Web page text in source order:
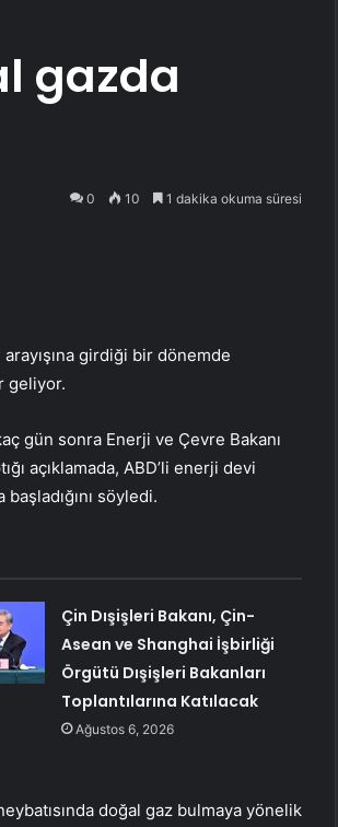
gazda
0 10 1 dakika okuma süresi
girdiği bir dönemde
geliyor.
gün sonra Enerji ve Çevre Bakanı
açıklamada, ABD’li enerji devi
söyledi.
Çin Dışişleri Bakanı, Çin-
Asean ve Shanghai İşbirliği
Örgütü Dışişleri Bakanları
Toplantılarına Katılacak
Ağustos 6, 2026
doğal gaz bulmaya yönelik